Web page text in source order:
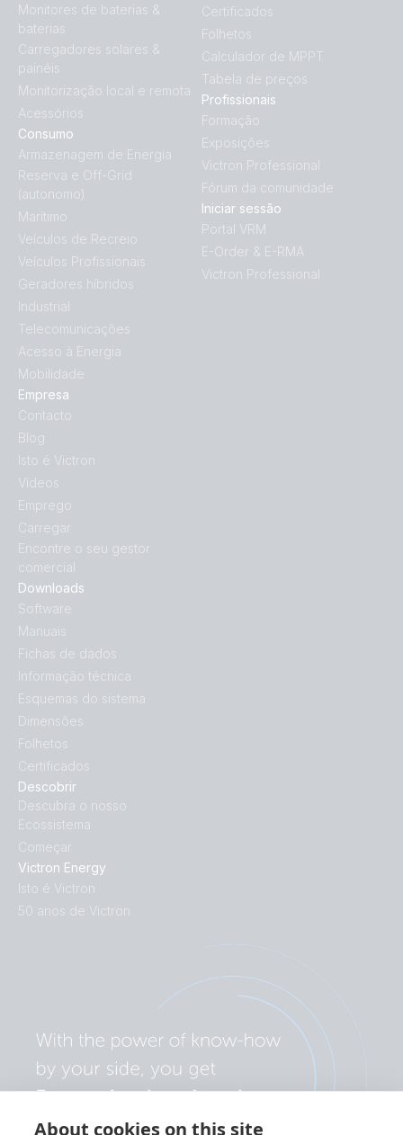
About cookies on this site
Monitores de baterias &
baterias
Carregadores solares &
painéis
Monitorização local e remota
Acessórios
Descobrir
Descubra o nosso
Ecossistema
Começar
Victron Energy
Isto é Victron
50 anos de Victron
Downloads
Software
Manuais
Fichas de dados
Informação técnica
Esquemas do sistema
Dimensões
Folhetos
Certificados
Consumo
Armazenagem de Energia
Reserva e Off-Grid
(autonomo)
Marítimo
Veículos de Recreio
Veículos Profissionais
Geradores híbridos
Industrial
Telecomunicações
Acesso à Energia
Mobilidade
Empresa
Contacto
Blog
Isto é Victron
Vídeos
Emprego
Carregar
Encontre o seu gestor
comercial
Certificados
Folhetos
Calculador de MPPT
Tabela de preços
Profissionais
Formação
Exposições
Victron Professional
Fórum da comunidade
Iniciar sessão
Portal VRM
E-Order & E-RMA
Victron Professional